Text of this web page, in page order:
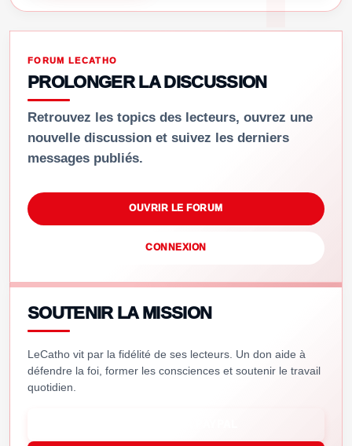
FORUM LECATHO
PROLONGER LA DISCUSSION
Retrouvez les topics des lecteurs, ouvrez une
nouvelle discussion et suivez les derniers
messages publiés.
OUVRIR LE FORUM
CONNEXION
SOUTENIR LA MISSION
LeCatho vit par la fidélité de ses lecteurs. Un don aide à
défendre la foi, former les consciences et soutenir le travail
quotidien.